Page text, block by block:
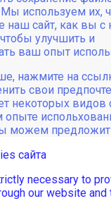
используем их,
наш сайт, как вы с
улучшить и
ваш опыт
нажмите на
свои
некоторых
можем
сайта
necessary to
our website